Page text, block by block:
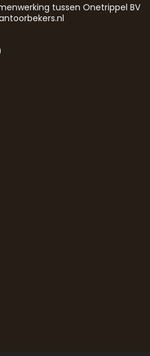
tussen Onetrippel BV